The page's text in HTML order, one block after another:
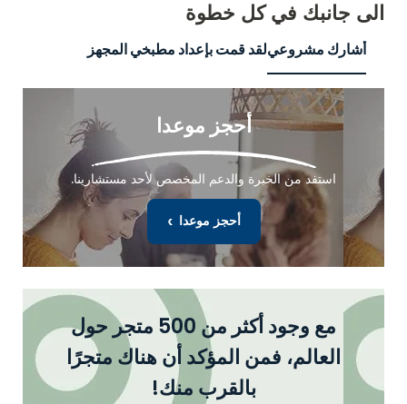
الى جانبك في كل خطوة
أشارك مشروعيلقد قمت بإعداد مطبخي المجهز
أحجز موعدا
استفد من الخبرة والدعم المخصص لأحد مستشارينا.
أحجز موعدا
مع وجود أكثر من 500 متجر حول
العالم، فمن المؤكد أن هناك متجرًا
بالقرب منك!